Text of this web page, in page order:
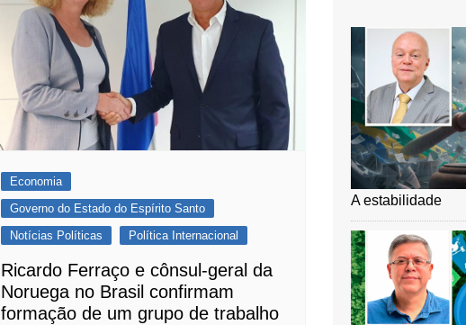
Economia
Governo do Estado do Espírito Santo
Notícias Políticas
Política Internacional
Ricardo Ferraço e cônsul-geral da
Noruega no Brasil confirmam
formação de um grupo de trabalho
A estabilidade